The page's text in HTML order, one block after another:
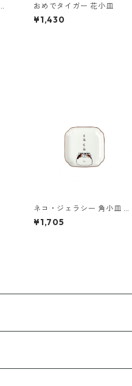
おめでタイガー 花小皿
¥1,430
ネコ・ジェラシー 角小皿 み
けねこ
¥1,705